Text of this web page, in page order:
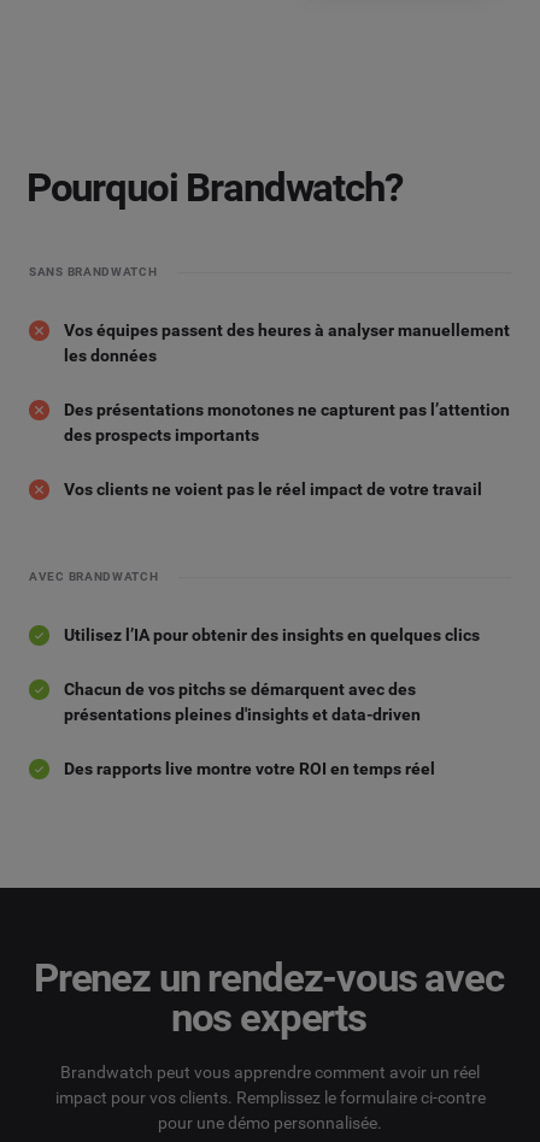
Pourquoi Brandwatch?
SANS BRANDWATCH
Vos équipes passent des heures à analyser manuellement
les données
Des présentations monotones ne capturent pas l’attention
des prospects importants
Vos clients ne voient pas le réel impact de votre travail
AVEC BRANDWATCH
Utilisez l’IA pour obtenir des insights en quelques clics
Chacun de vos pitchs se démarquent avec des
présentations pleines d'insights et data-driven
Des rapports live montre votre ROI en temps réel
Prenez un rendez-vous avec
nos experts
Brandwatch peut vous apprendre comment avoir un réel
impact pour vos clients. Remplissez le formulaire ci-contre
pour une démo personnalisée.